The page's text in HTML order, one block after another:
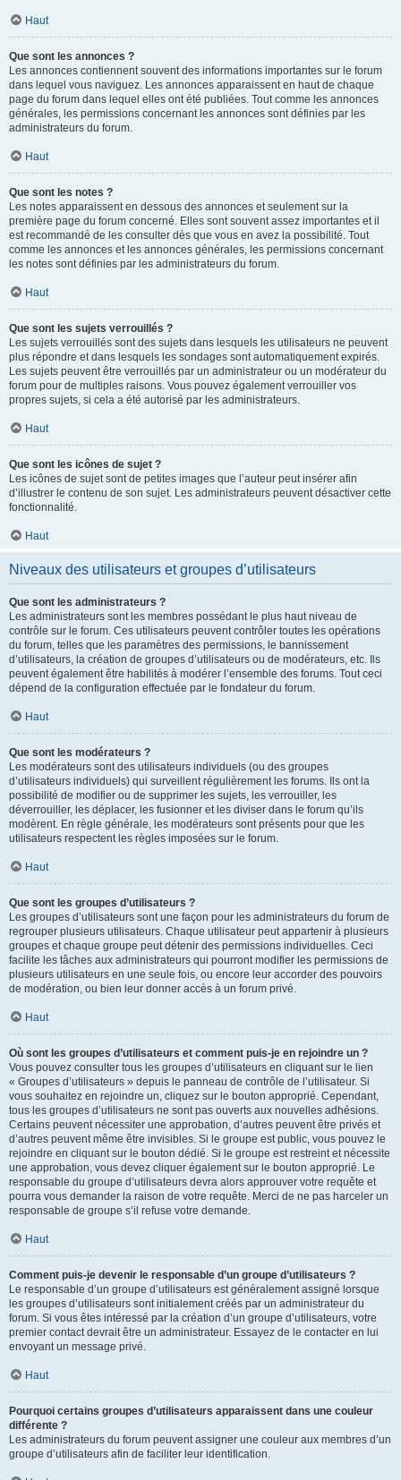
Haut
Que sont les annonces ?
Les annonces contiennent souvent des informations importantes sur le forum
dans lequel vous naviguez. Les annonces apparaissent en haut de chaque
page du forum dans lequel elles ont été publiées. Tout comme les annonces
générales, les permissions concernant les annonces sont définies par les
administrateurs du forum.
Haut
Que sont les notes ?
Les notes apparaissent en dessous des annonces et seulement sur la
première page du forum concerné. Elles sont souvent assez importantes et il
est recommandé de les consulter dès que vous en avez la possibilité. Tout
comme les annonces et les annonces générales, les permissions concernant
les notes sont définies par les administrateurs du forum.
Haut
Que sont les sujets verrouillés ?
Les sujets verrouillés sont des sujets dans lesquels les utilisateurs ne peuvent
plus répondre et dans lesquels les sondages sont automatiquement expirés.
Les sujets peuvent être verrouillés par un administrateur ou un modérateur du
forum pour de multiples raisons. Vous pouvez également verrouiller vos
propres sujets, si cela a été autorisé par les administrateurs.
Haut
Que sont les icônes de sujet ?
Les icônes de sujet sont de petites images que l’auteur peut insérer afin
d’illustrer le contenu de son sujet. Les administrateurs peuvent désactiver cette
fonctionnalité.
Haut
Niveaux des utilisateurs et groupes d’utilisateurs
Que sont les administrateurs ?
Les administrateurs sont les membres possédant le plus haut niveau de
contrôle sur le forum. Ces utilisateurs peuvent contrôler toutes les opérations
du forum, telles que les paramètres des permissions, le bannissement
d’utilisateurs, la création de groupes d’utilisateurs ou de modérateurs, etc. Ils
peuvent également être habilités à modérer l’ensemble des forums. Tout ceci
dépend de la configuration effectuée par le fondateur du forum.
Haut
Que sont les modérateurs ?
Les modérateurs sont des utilisateurs individuels (ou des groupes
d’utilisateurs individuels) qui surveillent régulièrement les forums. Ils ont la
possibilité de modifier ou de supprimer les sujets, les verrouiller, les
déverrouiller, les déplacer, les fusionner et les diviser dans le forum qu’ils
modèrent. En règle générale, les modérateurs sont présents pour que les
utilisateurs respectent les règles imposées sur le forum.
Haut
Que sont les groupes d’utilisateurs ?
Les groupes d’utilisateurs sont une façon pour les administrateurs du forum de
regrouper plusieurs utilisateurs. Chaque utilisateur peut appartenir à plusieurs
groupes et chaque groupe peut détenir des permissions individuelles. Ceci
facilite les tâches aux administrateurs qui pourront modifier les permissions de
plusieurs utilisateurs en une seule fois, ou encore leur accorder des pouvoirs
de modération, ou bien leur donner accès à un forum privé.
Haut
Où sont les groupes d’utilisateurs et comment puis-je en rejoindre un ?
Vous pouvez consulter tous les groupes d’utilisateurs en cliquant sur le lien
« Groupes d’utilisateurs » depuis le panneau de contrôle de l’utilisateur. Si
vous souhaitez en rejoindre un, cliquez sur le bouton approprié. Cependant,
tous les groupes d’utilisateurs ne sont pas ouverts aux nouvelles adhésions.
Certains peuvent nécessiter une approbation, d’autres peuvent être privés et
d’autres peuvent même être invisibles. Si le groupe est public, vous pouvez le
rejoindre en cliquant sur le bouton dédié. Si le groupe est restreint et nécessite
une approbation, vous devez cliquer également sur le bouton approprié. Le
responsable du groupe d’utilisateurs devra alors approuver votre requête et
pourra vous demander la raison de votre requête. Merci de ne pas harceler un
responsable de groupe s’il refuse votre demande.
Haut
Comment puis-je devenir le responsable d’un groupe d’utilisateurs ?
Le responsable d’un groupe d’utilisateurs est généralement assigné lorsque
les groupes d’utilisateurs sont initialement créés par un administrateur du
forum. Si vous êtes intéressé par la création d’un groupe d’utilisateurs, votre
premier contact devrait être un administrateur. Essayez de le contacter en lui
envoyant un message privé.
Haut
Pourquoi certains groupes d’utilisateurs apparaissent dans une couleur
différente ?
Les administrateurs du forum peuvent assigner une couleur aux membres d’un
groupe d’utilisateurs afin de faciliter leur identification.